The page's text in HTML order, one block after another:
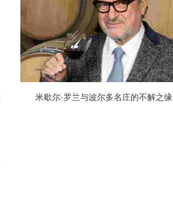
米歇尔·罗兰与波尔多名庄的不解之缘